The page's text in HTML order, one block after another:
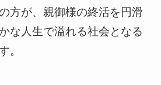
方が、親御様の終活を円滑
な人生で溢れる社会となる
。